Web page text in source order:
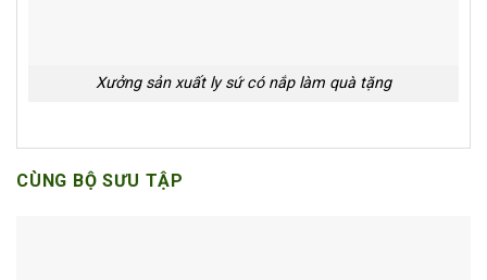
Xưởng sản xuất ly sứ có nắp làm quà tặng
CÙNG BỘ SƯU TẬP